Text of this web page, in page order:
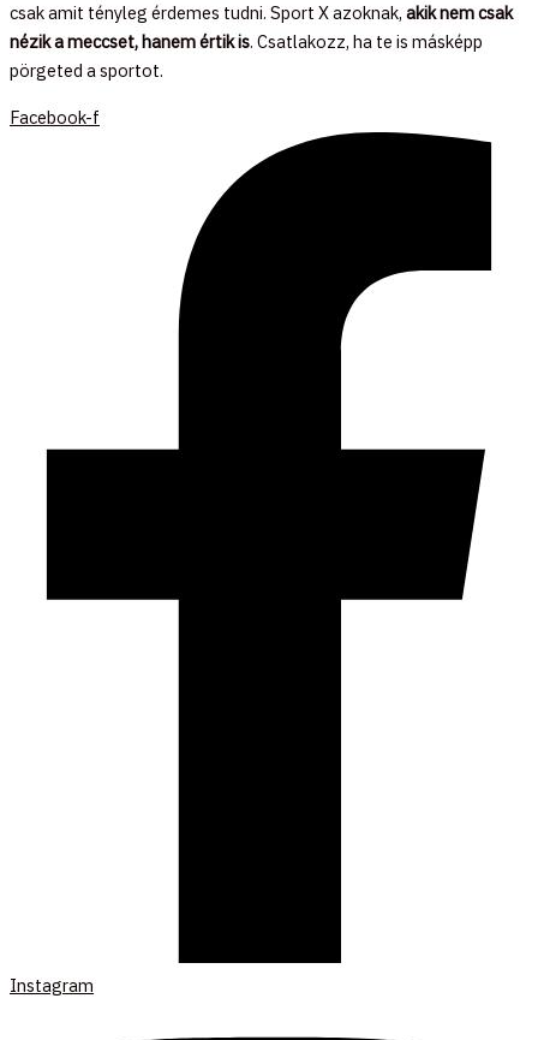
csak amit tényleg érdemes tudni. Sport X azoknak, akik nem csak
nézik a meccset, hanem értik is. Csatlakozz, ha te is másképp
pörgeted a sportot.
Facebook-f
Instagram